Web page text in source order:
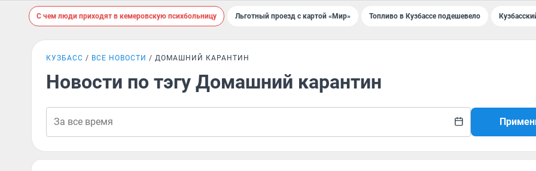
С чем люди приходят в кемеровскую психбольницу Льготный проезд с картой «Мир» Топливо в Кузбассе подешевело
КУЗБАСС ВСЕ НОВОСТИ ДОМАШНИЙ КАРАНТИН
Новости по тэгу Домашний карантин